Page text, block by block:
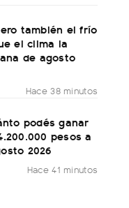
también el frío
el clima la
de agosto
Hace 38 minutos
podés ganar
pesos a
2026
Hace 41 minutos